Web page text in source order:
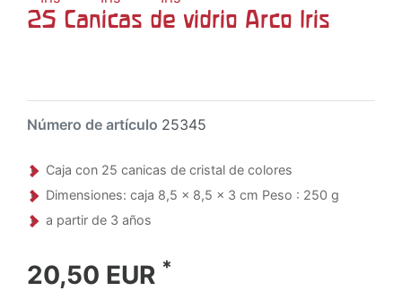
25 Canicas de vidrio Arco Iris
Número de artículo 25345
Caja con 25 canicas de cristal de colores
Dimensiones: caja 8,5 x 8,5 x 3 cm Peso : 250 g
a partir de 3 años
20,50 EUR *